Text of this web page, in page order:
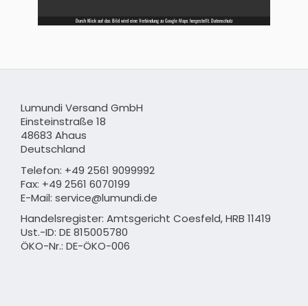
Durch Klick auf das Bild wird eine Verbindung zu Google Maps hergestellt. Datenschutz
Lumundi Versand GmbH
Einsteinstraße 18
48683 Ahaus
Deutschland
Telefon: +49 2561 9099992
Fax: +49 2561 6070199
E-Mail: service@lumundi.de
Handelsregister: Amtsgericht Coesfeld, HRB 11419
Ust.-ID: DE 815005780
ÖKO-Nr.: DE-ÖKO-006